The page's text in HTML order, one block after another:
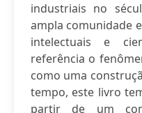
industriais no
ampla comunidade
intelectuais e
referência o
como uma
tempo, este livro
partir de um